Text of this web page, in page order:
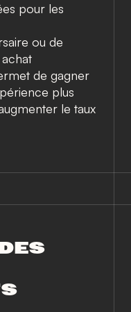
pour les
ou de
de gagner
plus
le taux